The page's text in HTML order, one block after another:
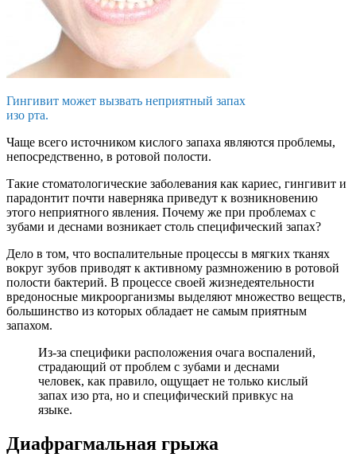
Гингивит может вызвать неприятный запах
изо рта.
Чаще всего источником кислого запаха являются проблемы,
непосредственно, в ротовой полости.
Такие стоматологические заболевания как кариес, гингивит и
парадонтит почти наверняка приведут к возникновению
этого неприятного явления. Почему же при проблемах с
зубами и деснами возникает столь специфический запах?
Дело в том, что воспалительные процессы в мягких тканях
вокруг зубов приводят к активному размножению в ротовой
полости бактерий. В процессе своей жизнедеятельности
вредоносные микроорганизмы выделяют множество веществ,
большинство из которых обладает не самым приятным
запахом.
Из-за специфики расположения очага воспалений,
страдающий от проблем с зубами и деснами
человек, как правило, ощущает не только кислый
запах изо рта, но и специфический привкус на
языке.
Диафрагмальная грыжа